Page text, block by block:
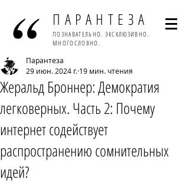
ПАРАНТЕЗА
ПОЗНАВАТЕЛЬНО. ЭКСКЛЮЗИВНО.
МНОГОСЛОВНО.
Жеральд Броннер: Демократия
легковерных. Часть 2: Почему
интернет содействует
распространению сомнительных
идей?
Парантеза
29 июн. 2024 г. 19 мин. чтения